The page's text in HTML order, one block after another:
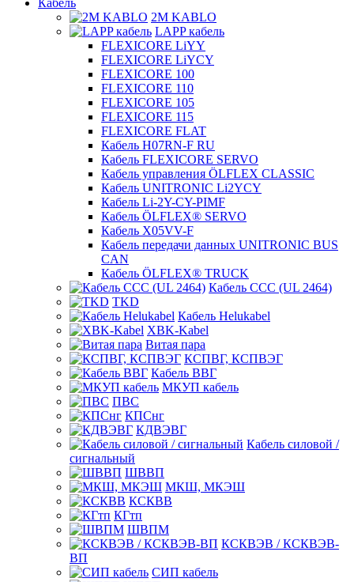
Кабель
2M KABLO
LAPP кабель
FLEXICORE LiYY
FLEXICORE LiYCY
FLEXICORE 100
FLEXICORE 110
FLEXICORE 105
FLEXICORE 115
FLEXICORE FLAT
Кабель H07RN-F RU
Кабель FLEXICORE SERVO
Кабель управления ÖLFLEX CLASSIC
Кабель UNITRONIC Li2YCY
Кабель Li-2Y-CY-PIMF
Кабель ÖLFLEX® SERVO
Кабель X05VV-F
Кабель передачи данных UNITRONIC BUS
CAN
Кабель ÖLFLEX® TRUCK
Кабель CCC (UL 2464)
TKD
Кабель Helukabel
XBK-Kabel
Витая пара
КСПВГ, КСПВЭГ
Кабель ВВГ
МКУП кабель
ПВС
КПСнг
КДВЭВГ
Кабель силовой /
сигнальный
ШВВП
МКШ, МКЭШ
КСКВВ
КГтп
ШВПМ
КСКВЭВ / КСКВЭВ-
ВП
СИП кабель